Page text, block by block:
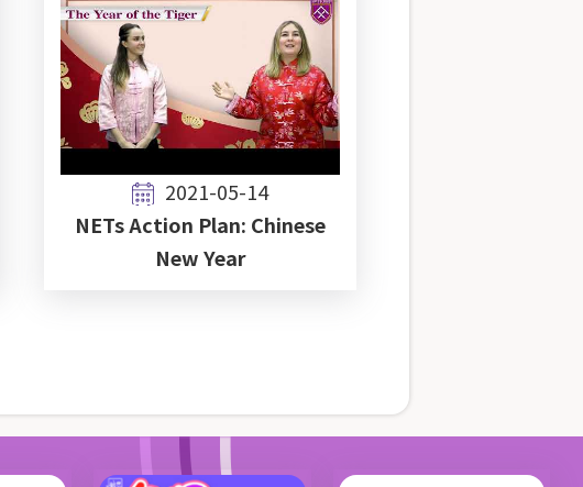
2021-05-14
NETs Action Plan: Chinese
New Year